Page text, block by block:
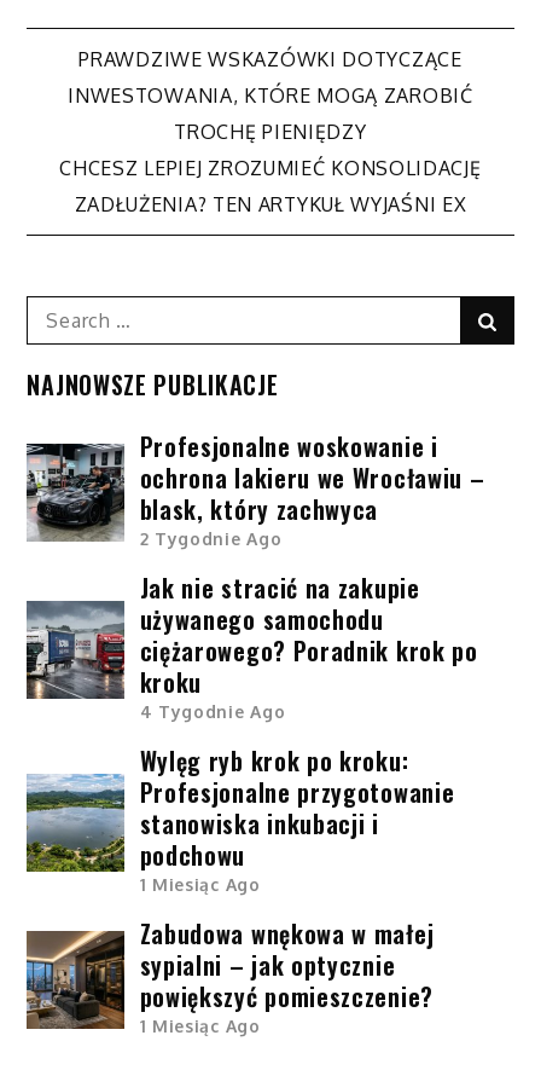
Nawigacja
wpisu
PRAWDZIWE WSKAZÓWKI DOTYCZĄCE
INWESTOWANIA, KTÓRE MOGĄ ZAROBIĆ
TROCHĘ PIENIĘDZY
CHCESZ LEPIEJ ZROZUMIEĆ KONSOLIDACJĘ
ZADŁUŻENIA? TEN ARTYKUŁ WYJAŚNI EX
Search
for:
NAJNOWSZE PUBLIKACJE
Profesjonalne woskowanie i
ochrona lakieru we Wrocławiu –
blask, który zachwyca
2 Tygodnie Ago
Jak nie stracić na zakupie
używanego samochodu
ciężarowego? Poradnik krok po
kroku
4 Tygodnie Ago
Wylęg ryb krok po kroku:
Profesjonalne przygotowanie
stanowiska inkubacji i
podchowu
1 Miesiąc Ago
Zabudowa wnękowa w małej
sypialni – jak optycznie
powiększyć pomieszczenie?
1 Miesiąc Ago